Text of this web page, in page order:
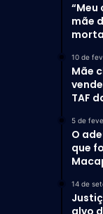
mãe
10 de
Mãe
TAF
5 de
O
que
14 de
alvo